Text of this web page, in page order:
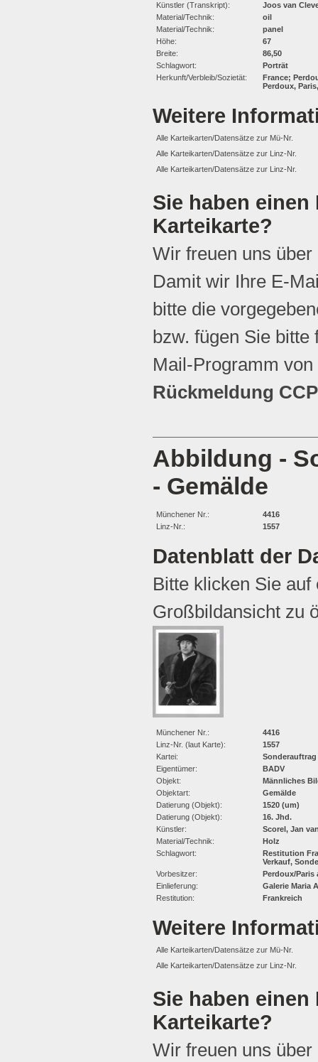
Künstler (Transkript):
Joos van
Material/Technik:
oil
Material/Technik:
panel
Höhe:
67
Breite:
86,50
Schlagwort:
Porträt
Herkunft/Verbleib/Sozietät:
France;
Perdoux,
Weitere
Alle Karteikarten/Datensätze zur Mü-Nr.
Alle Karteikarten/Datensätze zur Linz-Nr.
Alle Karteikarten/Datensätze zur Linz-Nr.
Sie haben
Karteikarte?
Wir freuen uns
Damit wir Ihre E-
bitte die
bzw. fügen Sie
Mail-Programm
Rückmeldung
Abbildung -
- Gemälde
Münchener Nr.:
4416
Linz-Nr.:
1557
Datenblatt der
Bitte klicken Sie
Großbildansicht zu
Münchener Nr.:
4416
Linz-Nr. (laut Karte):
1557
Kartei:
Eigentümer:
BADV
Objekt:
Männliches
Objektart:
Gemälde
Datierung (Objekt):
1520 (um)
Datierung (Objekt):
16. Jhd.
Künstler:
Scorel, Jan
Material/Technik:
Holz
Schlagwort:
Restitution
Verkauf,
Vorbesitzer:
Perdoux/
Einlieferung:
Galerie Maria
Restitution:
Frankreich
Weitere
Alle Karteikarten/Datensätze zur Mü-Nr.
Alle Karteikarten/Datensätze zur Linz-Nr.
Sie haben
Karteikarte?
Wir freuen uns